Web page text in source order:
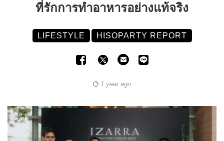
ที่รักการทำอาหารอย่างแท้จริง
LIFESTYLE HISOPARTY REPORT
1 year ago